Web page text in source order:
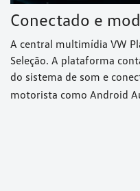
Conectado e
A central multimídia VW
Seleção. A plataforma
do sistema de som e
motorista como Android